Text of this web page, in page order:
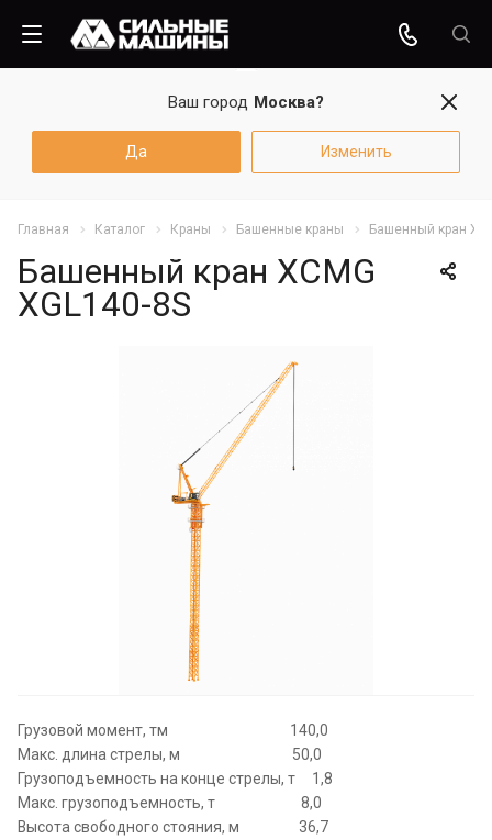
Ваш город Москва?
Да Изменить
Главная Каталог Краны Башенные краны Башенный кран
Башенный кран XCMG
XGL140-8S
Грузовой момент, тм 140,0
Макс. длина стрелы, м 50,0
Грузоподъемность на конце стрелы, т 1,8
Макс. грузоподъемность, т 8,0
Высота свободного стояния, м 36,7